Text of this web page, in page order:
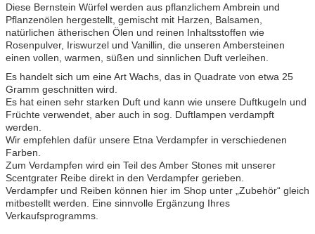
Diese Bernstein Würfel werden aus pflanzlichem Ambrein und
Pflanzenölen hergestellt, gemischt mit Harzen, Balsamen,
natürlichen ätherischen Ölen und reinen Inhaltsstoffen wie
Rosenpulver, Iriswurzel und Vanillin, die unseren Ambersteinen
einen vollen, warmen, süßen und sinnlichen Duft verleihen.
Es handelt sich um eine Art Wachs, das in Quadrate von etwa 25
Gramm geschnitten wird.
Es hat einen sehr starken Duft und kann wie unsere Duftkugeln und
Früchte verwendet, aber auch in sog. Duftlampen verdampft
werden.
Wir empfehlen dafür unsere Etna Verdampfer in verschiedenen
Farben.
Zum Verdampfen wird ein Teil des Amber Stones mit unserer
Scentgrater Reibe direkt in den Verdampfer gerieben.
Verdampfer und Reiben können hier im Shop unter „Zubehör“ gleich
mitbestellt werden. Eine sinnvolle Ergänzung Ihres
Verkaufsprogramms.